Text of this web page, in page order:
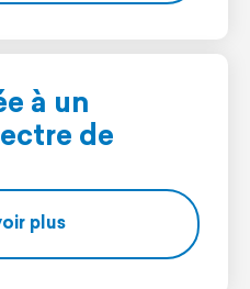
à un
de
plus